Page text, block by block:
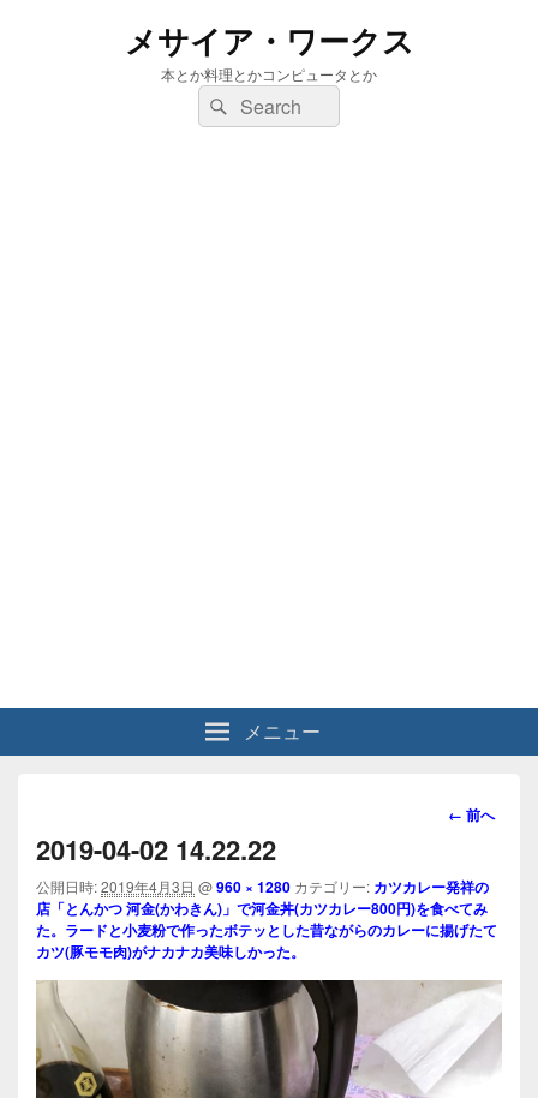
メサイア・ワークス
本とか料理とかコンピュータとか
検
索:
検
索
メニュー
画
ビ
ゲ
ー
ョ
ン
← 前へ
2019-04-02 14.22.22
公開日時:2019年4月3日 @960 × 1280 カテゴリー: カツカレー発祥の
店「とんかつ 河金(かわきん)」で河金丼(カツカレー800円)を食べてみ
た。ラードと小麦粉で作ったボテッとした昔ながらのカレーに揚げたて
カツ(豚モモ肉)がナカナカ美味しかった。